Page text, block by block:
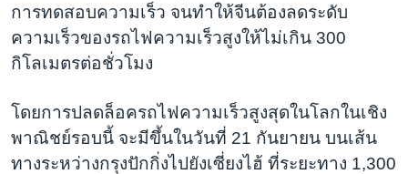
การทดสอบความเร็ว จนทำให้จีนต้องลดระดับ
ความเร็วของรถไฟความเร็วสูงให้ไม่เกิน 300
กิโลเมตรต่อชั่วโมง
โดยการปลดล็อครถไฟความเร็วสูงสุดในโลกในเชิง
พาณิชย์รอบนี้ จะมีขึ้นในวันที่ 21 กันยายน บนเส้น
ทางระหว่างกรุงปักกิ่งไปยังเซี่ยงไฮ้ ที่ระยะทาง 1,300